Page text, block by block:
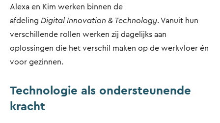
Alexa en Kim werken binnen de
afdeling Digital Innovation & Technology. Vanuit hun
verschillende rollen werken zij dagelijks aan
oplossingen die het verschil maken op de werkvloer én
voor gezinnen.
Technologie als ondersteunende
kracht